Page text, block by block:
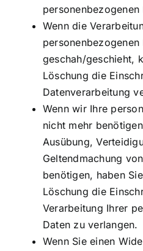
Wenn die
geschah/geschieht,
Löschung die
Datenverarbeitung
Wenn wir Ihre
nicht mehr
Ausübung,
Geltendmachung
benötigen, haben
Löschung die
Verarbeitung Ihrer
Daten zu verlangen.
Wenn Sie einen